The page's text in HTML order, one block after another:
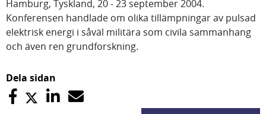
Hamburg, Tyskland, 20 - 23 september 2004.
Konferensen handlade om olika tillämpningar av pulsad
elektrisk energi i såväl militära som civila sammanhang
och även ren grundforskning.
Dela sidan